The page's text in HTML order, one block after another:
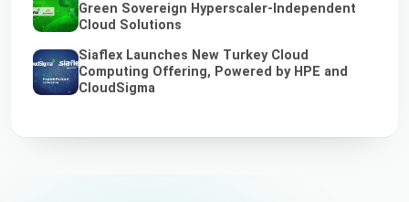
Green Sovereign Hyperscaler-Independent
Cloud Solutions
Siaflex Launches New Turkey Cloud
Computing Offering, Powered by HPE and
CloudSigma